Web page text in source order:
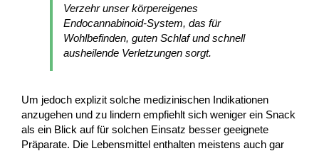
Verzehr unser körpereigenes
Endocannabinoid-System, das für
Wohlbefinden, guten Schlaf und schnell
ausheilende Verletzungen sorgt.
Um jedoch explizit solche medizinischen Indikationen
anzugehen und zu lindern empfiehlt sich weniger ein Snack
als ein Blick auf für solchen Einsatz besser geeignete
Präparate. Die Lebensmittel enthalten meistens auch gar